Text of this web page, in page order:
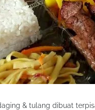
& tulang dibuat